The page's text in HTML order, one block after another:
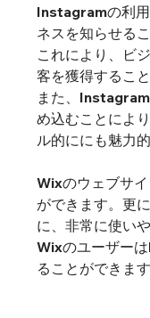
Instagramの利
ネスを知らせる
これにより、ビ
客を獲得するこ
また、
め込むことによ
ル的ににも魅力的
Wixのウェブサ
ができます。更
に、非常に使い
Wixのユーザー
ることができます